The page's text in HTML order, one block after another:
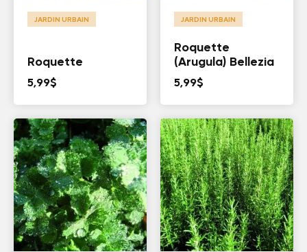
JARDIN URBAIN
Roquette
5,99$
JARDIN URBAIN
Roquette
(Arugula) Bellezia
5,99$